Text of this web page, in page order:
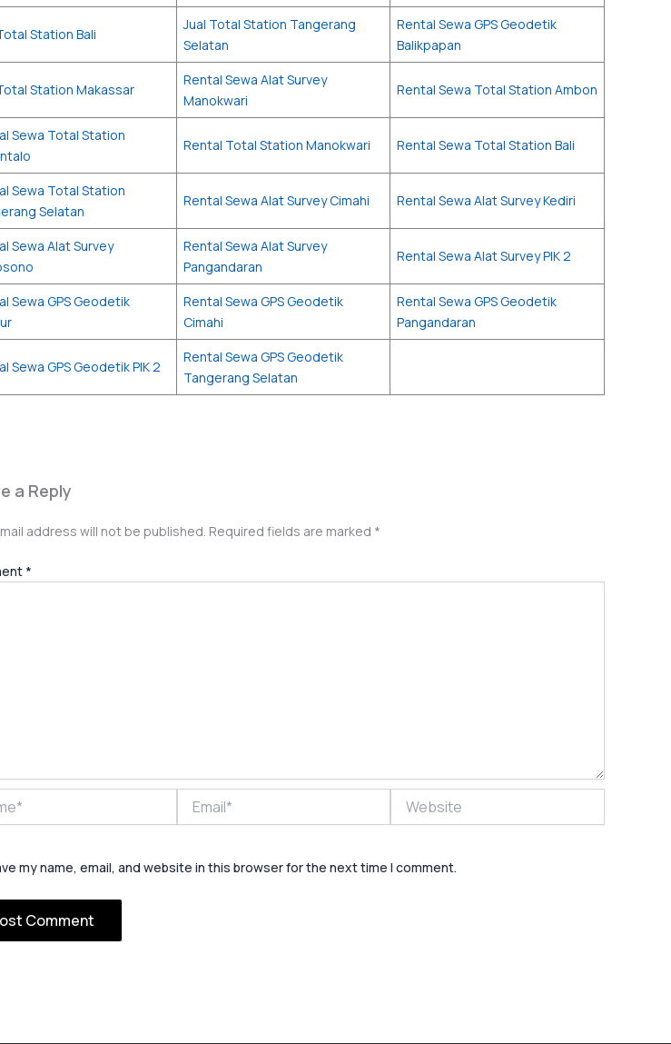
Station Bali
Jual Total Station Tangerang
Selatan
Rental Sewa GPS Geodetik
Balikpapan
Station Makassar
Rental Sewa Alat Survey
Manokwari
Rental Sewa Total Station Ambon
Sewa Total Station
Rental Total Station Manokwari Rental Sewa Total Station Bali
Sewa Total Station
Selatan
Rental Sewa Alat Survey Cimahi Rental Sewa Alat Survey Kediri
Sewa Alat Survey
Rental Sewa Alat Survey
Pangandaran
Rental Sewa Alat Survey PIK 2
Sewa GPS Geodetik
Rental Sewa GPS Geodetik
Cimahi
Rental Sewa GPS Geodetik
Pangandaran
Sewa GPS Geodetik PIK 2
Rental Sewa GPS Geodetik
Tangerang Selatan
a Reply
address will not be published. Required fields are marked *
*
my name, email, and website in this browser for the next time I comment.